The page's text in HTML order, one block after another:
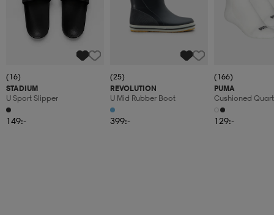
(16)
STADIUM
U Sport Slipper
149:-
(25)
REVOLUTION
U Mid Rubber Boot
399:-
(166)
PUMA
Cushioned
129:-